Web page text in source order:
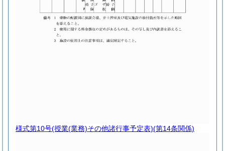
様式第10号(授業(業務)その他諸行事予定表)(第14条関係)